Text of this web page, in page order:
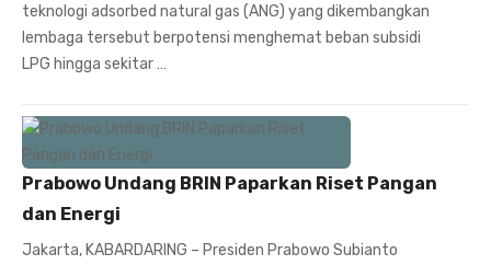
teknologi adsorbed natural gas (ANG) yang dikembangkan
lembaga tersebut berpotensi menghemat beban subsidi
LPG hingga sekitar …
Prabowo Undang BRIN Paparkan Riset Pangan
dan Energi
Jakarta, KABARDARING – Presiden Prabowo Subianto